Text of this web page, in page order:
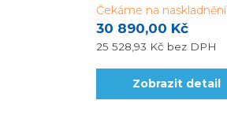
30 890,00 Kč
25 528,93 Kč bez DPH
Čekáme na naskladnění
Zobrazit detail